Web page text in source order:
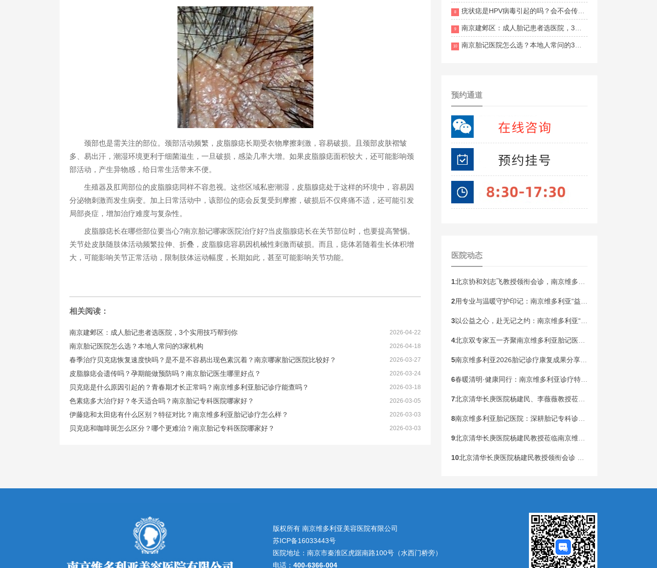
颈部也是需关注的部位。颈部活动频繁，皮脂腺痣长期受衣物摩擦刺激，容易破损。且颈部皮肤褶皱
多、易出汗，潮湿环境更利于细菌滋生，一旦破损，感染几率大增。如果皮脂腺痣面积较大，还可能影响颈
部活动，产生异物感，给日常生活带来不便。​
生殖器及肛周部位的皮脂腺痣同样不容忽视。这些区域私密潮湿，皮脂腺痣处于这样的环境中，容易因
分泌物刺激而发生病变。加上日常活动中，该部位的痣会反复受到摩擦，破损后不仅疼痛不适，还可能引发
局部炎症，增加治疗难度与复杂性。​
皮脂腺痣长在哪些部位要当心?南京胎记哪家医院治疗好?当皮脂腺痣长在关节部位时，也要提高警惕。
关节处皮肤随肢体活动频繁拉伸、折叠，皮脂腺痣容易因机械性刺激而破损。而且，痣体若随着生长体积增
大，可能影响关节正常活动，限制肢体运动幅度，长期如此，甚至可能影响关节功能。
相关阅读：
南京建邺区：成人胎记患者选医院，3个实用技巧帮到你 2026-04-22
南京胎记医院怎么选？本地人常问的3家机构 2026-04-18
春季治疗贝克痣恢复速度快吗？是不是不容易出现色素沉着？南京哪家胎记医院比较好？ 2026-03-27
皮脂腺痣会遗传吗？孕期能做预防吗？南京胎记医生哪里好点？ 2026-03-24
贝克痣是什么原因引起的？青春期才长正常吗？南京维多利亚胎记诊疗能查吗？ 2026-03-18
色素痣多大治疗好？冬天适合吗？南京胎记专科医院哪家好？ 2026-03-05
伊藤痣和太田痣有什么区别？特征对比？南京维多利亚胎记诊疗怎么样？ 2026-03-03
贝克痣和咖啡斑怎么区分？哪个更难治？南京胎记专科医院哪家好？ 2026-03-03
8 疣状痣是HPV病毒引起的吗？会不会传染给家人？
9 南京建邺区：成人胎记患者选医院，3个实用技巧帮到你
10 南京胎记医院怎么选？本地人常问的3家机构
预约通道
医院动态
1北京协和刘志飞教授领衔会诊，南京维多利亚胎记开启“无记童年·胎记血管瘤公益祛记”健康行动！
2用专业与温暖守护印记：南京维多利亚“益心护航”胎记患者皮肤健康关爱计划即将启动
3以公益之心，赴无记之约：南京维多利亚“无记人生”胎记精准诊疗帮扶计划本周末启动！
4北京双专家五一齐聚南京维多利亚胎记医院！开展京宁专家联合会诊
5南京维多利亚2026胎记诊疗康复成果分享会，共同见证康复新生
6春暖清明·健康同行：南京维多利亚诊疗特邀北京清华长庚李薇薇教授亲诊，惠民行动同步落地
7北京清华长庚医院杨建民、李薇薇教授莅临南京维多利亚，国庆黄金周盛大开启胎记专病联合会诊！
8南京维多利亚胎记医院：深耕胎记专科诊疗，构建全龄健康管理新范式
9北京清华长庚医院杨建民教授莅临南京维多利亚胎记诊疗，本周末联合会诊开启！
10北京清华长庚医院杨建民教授领衔会诊 国家级公益基金助力胎记患儿健康行动在宁启动
版权所有 南京维多利亚美容医院有限公司
苏ICP备16033443号
医院地址：南京市秦淮区虎踞南路100号（水西门桥旁）
电话： 400-6366-004